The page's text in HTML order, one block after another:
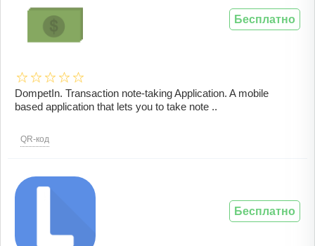
DompetIn. Transaction note-taking Application. A mobile
based application that lets you to take note ..
QR-код
Бесплатно
Бесплатно